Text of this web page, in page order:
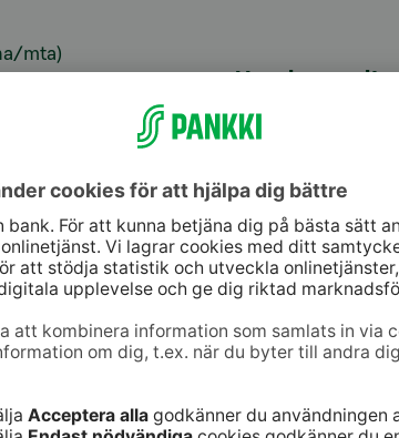
mta)
(lna/mta)
för kort 24
Kontrollera
Bli kund
Serviceavgifter
Vanliga frågor
bankärenden